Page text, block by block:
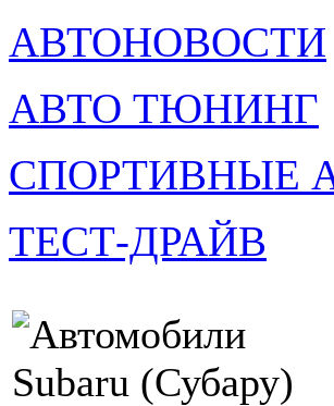
АВТОНОВОСТИ
АВТО ТЮНИНГ
СПОРТИВНЫЕ
ТЕСТ-ДРАЙВ